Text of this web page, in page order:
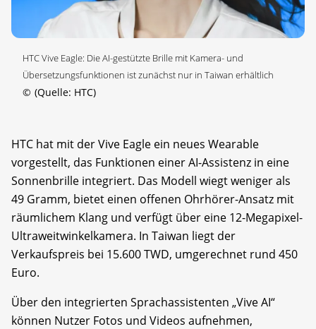
HTC Vive Eagle: Die AI-gestützte Brille mit Kamera- und
Übersetzungsfunktionen ist zunächst nur in Taiwan erhältlich
© (Quelle: HTC)
HTC hat mit der Vive Eagle ein neues Wearable
vorgestellt, das Funktionen einer AI-Assistenz in eine
Sonnenbrille integriert. Das Modell wiegt weniger als
49 Gramm, bietet einen offenen Ohrhörer-Ansatz mit
räumlichem Klang und verfügt über eine 12-Megapixel-
Ultraweitwinkelkamera. In Taiwan liegt der
Verkaufspreis bei 15.600 TWD, umgerechnet rund 450
Euro.
Über den integrierten Sprachassistenten „Vive AI“
können Nutzer Fotos und Videos aufnehmen,